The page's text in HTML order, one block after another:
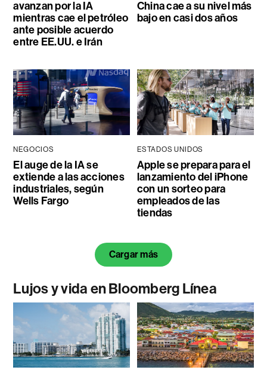
avanzan por la IA
mientras cae el petróleo
ante posible acuerdo
entre EE.UU. e Irán
China cae a su nivel más
bajo en casi dos años
NEGOCIOS
El auge de la IA se
extiende a las acciones
industriales, según
Wells Fargo
ESTADOS UNIDOS
Apple se prepara para el
lanzamiento del iPhone
con un sorteo para
empleados de las
tiendas
Cargar más
Lujos y vida en Bloomberg Línea